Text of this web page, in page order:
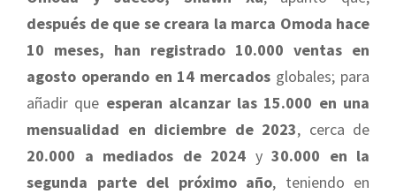
después de que se creara la marca Omoda hace
10 meses, han registrado 10.000 ventas en
agosto operando en 14 mercados globales; para
añadir que esperan alcanzar las 15.000 en una
mensualidad en diciembre de 2023, cerca de
20.000 a mediados de 2024 y 30.000 en la
segunda parte del próximo año, teniendo en